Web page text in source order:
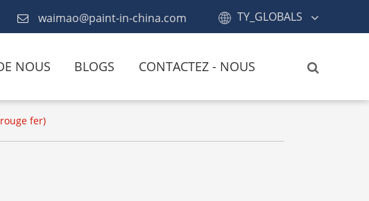
waimao@paint-in-china.com TY_GLOBALS
NOUS BLOGS CONTACTEZ - NOUS
fer)